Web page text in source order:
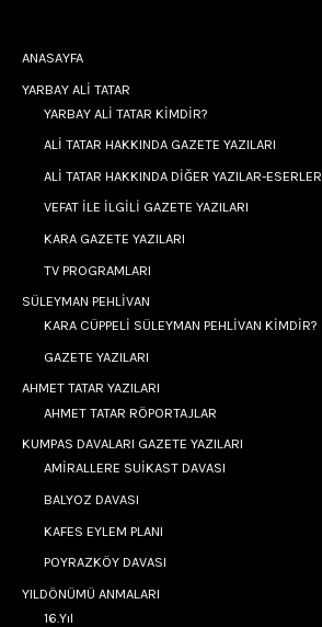
ANASAYFA
YARBAY ALİ TATAR
YARBAY ALİ TATAR KİMDİR?
ALİ TATAR HAKKINDA GAZETE YAZILARI
ALİ TATAR HAKKINDA DİĞER YAZILAR-ESERLER
VEFAT İLE İLGİLİ GAZETE YAZILARI
KARA GAZETE YAZILARI
TV PROGRAMLARI
SÜLEYMAN PEHLİVAN
KARA CÜPPELİ SÜLEYMAN PEHLİVAN KİMDİR?
GAZETE YAZILARI
AHMET TATAR YAZILARI
AHMET TATAR RÖPORTAJLAR
KUMPAS DAVALARI GAZETE YAZILARI
AMİRALLERE SUİKAST DAVASI
BALYOZ DAVASI
KAFES EYLEM PLANI
POYRAZKÖY DAVASI
YILDÖNÜMÜ ANMALARI
16.Yıl